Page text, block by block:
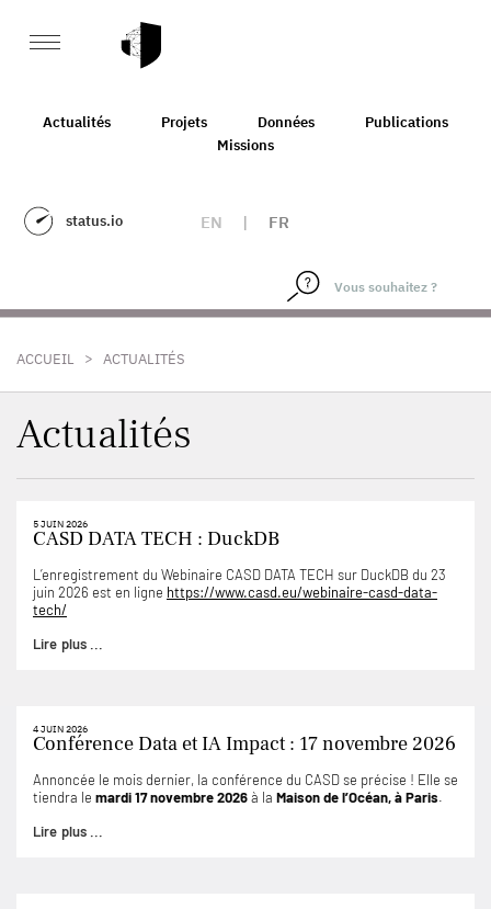
Actualités Projets Données
Publications
Missions
status.io EN | FR
ACCUEIL > ACTUALITÉS
Actualités
5 JUIN 2026
CASD DATA TECH : DuckDB
L’enregistrement du Webinaire CASD DATA TECH sur DuckDB du 23
juin 2026 est en ligne https://www.casd.eu/webinaire-casd-data-
tech/
Lire plus ...
4 JUIN 2026
Conférence Data et IA Impact : 17 novembre 2026
Annoncée le mois dernier, la conférence du CASD se précise ! Elle se
tiendra le mardi 17 novembre 2026à la Maison de l’Océan, à Paris.
Lire plus ...